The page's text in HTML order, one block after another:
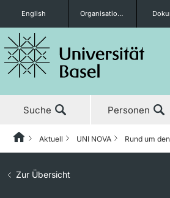
English Organisationseinheiten
Suche Personen
Aktuell
Aktuell
UNI NOVA
HomeZurückAktuell UNI NOVA Rund um
Zur Übersicht